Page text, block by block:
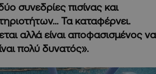
συνεδρίες πισίνας και
Τα καταφέρνει.
αλλά είναι αποφασισμένος να
πολύ δυνατός».